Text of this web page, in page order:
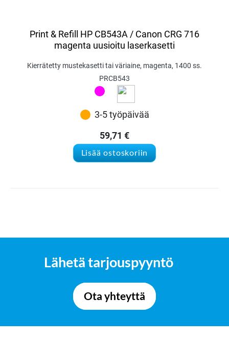
Print & Refill HP CB543A / Canon CRG 716
magenta uusioitu laserkasetti
Kierrätetty mustekasetti tai väriaine, magenta, 1400 ss.
PRCB543
3-5 työpäivää
59,71 €
Lisää ostoskoriin
Lähetä tarjouspyyntö
Ota yhteyttä